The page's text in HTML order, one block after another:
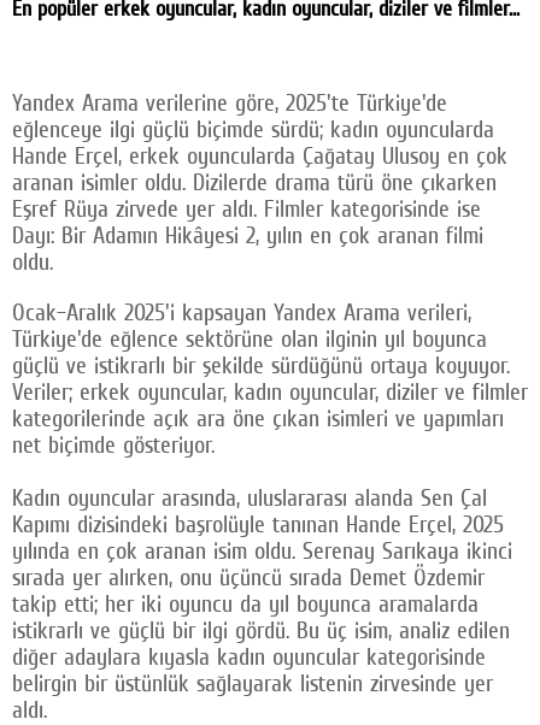
Google Plus
© 2026 TÜM HAKLARI SAKLIDIR
En popüler erkek oyuncular, kadın oyuncular, diziler ve filmler...
Yandex Arama verilerine göre, 2025'te Türkiye'de
eğlenceye ilgi güçlü biçimde sürdü; kadın oyuncularda
Hande Erçel, erkek oyuncularda Çağatay Ulusoy en çok
aranan isimler oldu. Dizilerde drama türü öne çıkarken
Eşref Rüya zirvede yer aldı. Filmler kategorisinde ise
Dayı: Bir Adamın Hikâyesi 2, yılın en çok aranan filmi
oldu.
Ocak–Aralık 2025'i kapsayan Yandex Arama verileri,
Türkiye'de eğlence sektörüne olan ilginin yıl boyunca
güçlü ve istikrarlı bir şekilde sürdüğünü ortaya koyuyor.
Veriler; erkek oyuncular, kadın oyuncular, diziler ve filmler
kategorilerinde açık ara öne çıkan isimleri ve yapımları
net biçimde gösteriyor.
Kadın oyuncular arasında, uluslararası alanda Sen Çal
Kapımı dizisindeki başrolüyle tanınan Hande Erçel, 2025
yılında en çok aranan isim oldu. Serenay Sarıkaya ikinci
sırada yer alırken, onu üçüncü sırada Demet Özdemir
takip etti; her iki oyuncu da yıl boyunca aramalarda
istikrarlı ve güçlü bir ilgi gördü. Bu üç isim, analiz edilen
diğer adaylara kıyasla kadın oyuncular kategorisinde
belirgin bir üstünlük sağlayarak listenin zirvesinde yer
aldı.